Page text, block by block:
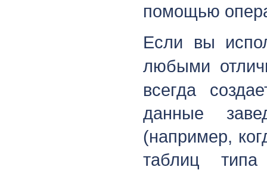
помощью
Если вы
любыми
всегда
данные
(например,
таблиц